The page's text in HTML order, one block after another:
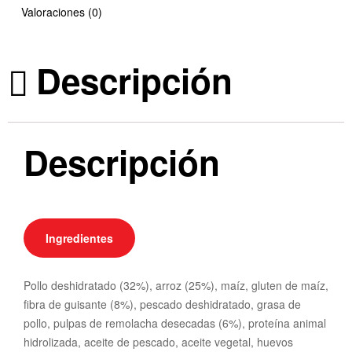
Valoraciones (0)
Descripción
Descripción
Ingredientes
Pollo deshidratado (32%), arroz (25%), maíz, gluten de maíz,
fibra de guisante (8%), pescado deshidratado, grasa de
pollo, pulpas de remolacha desecadas (6%), proteína animal
hidrolizada, aceite de pescado, aceite vegetal, huevos